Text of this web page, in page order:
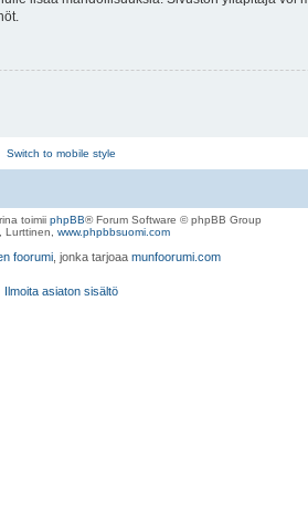
Switch to mobile style
toimii phpBB® Forum Software © phpBB Group
Lurttinen, www.phpbbsuomi.com
foorumi , jonka tarjoaa munfoorumi.com
Ilmoita asiaton sisältö